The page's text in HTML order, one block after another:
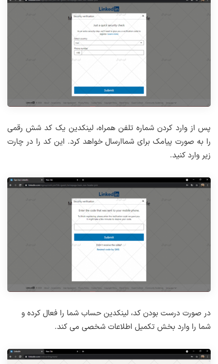
پس از وارد کردن شماره تلفن همراه، لینکدین یک کد شش رقمی
را به صورت پیامک برای شماارسال خواهد کرد. این کد را در چارت
زیر وارد کنید.
در صورت درست بودن کد، لینکدین حساب شما را فعال کرده و
شما را وارد بخش تکمیل اطلاعات شخصی می کند.